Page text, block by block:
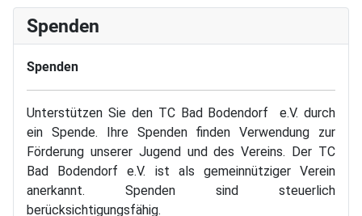
Spenden
Spenden
Unterstützen Sie den TC Bad Bodendorf e.V. durch
ein Spende. Ihre Spenden finden Verwendung zur
Förderung unserer Jugend und des Vereins. Der TC
Bad Bodendorf e.V. ist als gemeinnütziger Verein
anerkannt. Spenden sind steuerlich
berücksichtigungsfähig.